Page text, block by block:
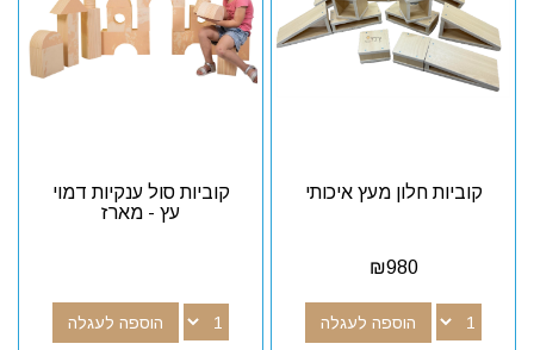
קוביות חלון מעץ איכותי
₪980
הוספה לעגלה
קוביות סול ענקיות דמוי
עץ - מארז
הוספה לעגלה